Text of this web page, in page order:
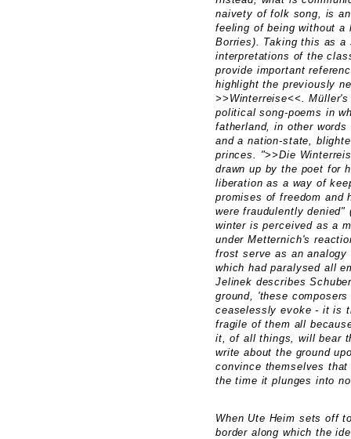
naivety of folk song, is
feeling of being without a
Borries). Taking this as a
interpretations of the
provide important
highlight the previously
>>Winterreise<<.
political song-poems in
fatherland, in other
and a nation-state,
princes. ">>Die
drawn up by the poet for
liberation as a way of
promises of freedom and
were fraudulently
winter is perceived as a
under Metternich's
frost serve as an
which had paralysed all
Jelinek describes
ground, 'these
ceaselessly evoke - it is
fragile of them all
it, of all things, will bear
write about the ground
convince themselves
the time it plunges into
When Ute Heim sets off
border along which the